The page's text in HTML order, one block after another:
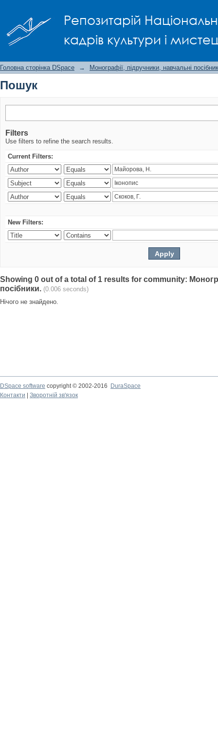
Репозитарій
кадрів культури і
Головна сторінка DSpace → Монографії, підручники, навчальні
Пошук
Filters
Use filters to refine the search results.
Current Filters:
New Filters:
Showing 0 out of a total of 1 results for community:
посібники. (0.006 seconds)
Нічого не знайдено.
DSpace software copyright © 2002-2016
DuraSpace
Контакти
Зворотній зв'язок